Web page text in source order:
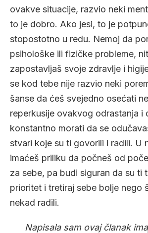
ovakve situacije, razvio neki
to je dobro. Ako jesi, to je
stopostotno u redu. Nemoj da
psihološke ili fizičke probleme,
zapostavljaš svoje zdravlje i
se kod tebe nije razvio neki
šanse da ćeš svejedno osećati
reperkusije ovakvog odrastanja i
konstantno morati da se
stvari koje su ti govorili i radili. U
imaćeš priliku da počneš od
za sebe, pa budi siguran da su ti
prioritet i tretiraj sebe bolje nego
nekad radili.
Napisala sam ovaj članak